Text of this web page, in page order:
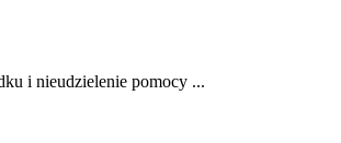
i nieudzielenie pomocy ...